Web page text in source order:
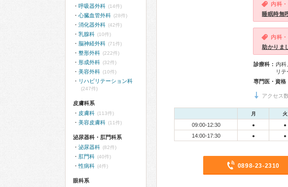
睡眠時無
内科
助かりま
診療科： 内科
リ
専門医・資格
アクセス
月 火
09:00-12:30 ● ●
14:00-17:30 ● ●
0898-23-2310
呼吸器外科 (14件)
心臓血管外科 (28件)
消化器外科 (42件)
乳腺科 (10件)
脳神経外科 (71件)
整形外科 (222件)
形成外科 (32件)
美容外科 (10件)
リハビリテーション科
(247件)
皮膚科系
皮膚科 (113件)
美容皮膚科 (11件)
泌尿器科・肛門科系
泌尿器科 (82件)
肛門科 (40件)
性病科 (4件)
眼科系